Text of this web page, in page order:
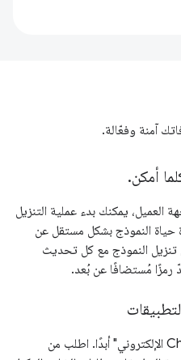
آمنة وفعّالة.
أمكن.
العميل، يمكنك بدء عملية التنزيل
حياة النموذج بشكل مستقل عن
تنزيل النموذج مع كل تحديث
رمزًا مُستضافًا عن بُعد.
لا تشارك مفاتيحك مع "سوق Chrome الإلكتروني" أبدًا. اطلب من